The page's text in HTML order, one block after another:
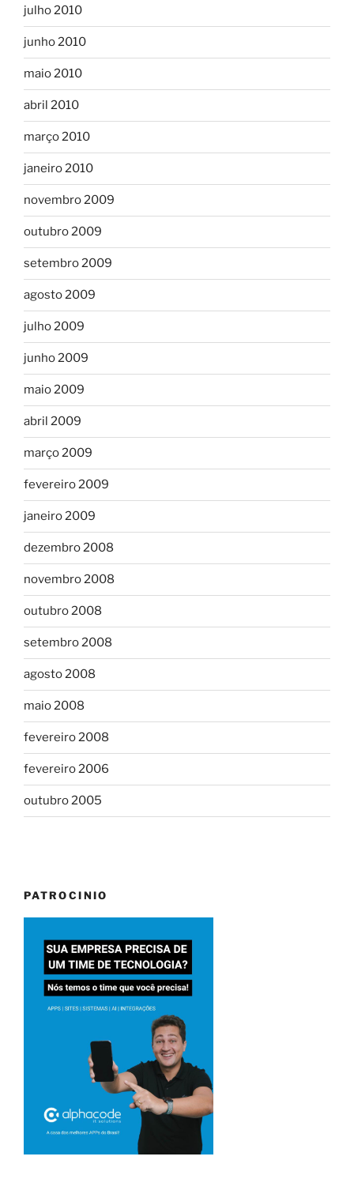
julho 2010
junho 2010
maio 2010
abril 2010
março 2010
janeiro 2010
novembro 2009
outubro 2009
setembro 2009
agosto 2009
julho 2009
junho 2009
maio 2009
abril 2009
março 2009
fevereiro 2009
janeiro 2009
dezembro 2008
novembro 2008
outubro 2008
setembro 2008
agosto 2008
maio 2008
fevereiro 2008
fevereiro 2006
outubro 2005
PATROCINIO